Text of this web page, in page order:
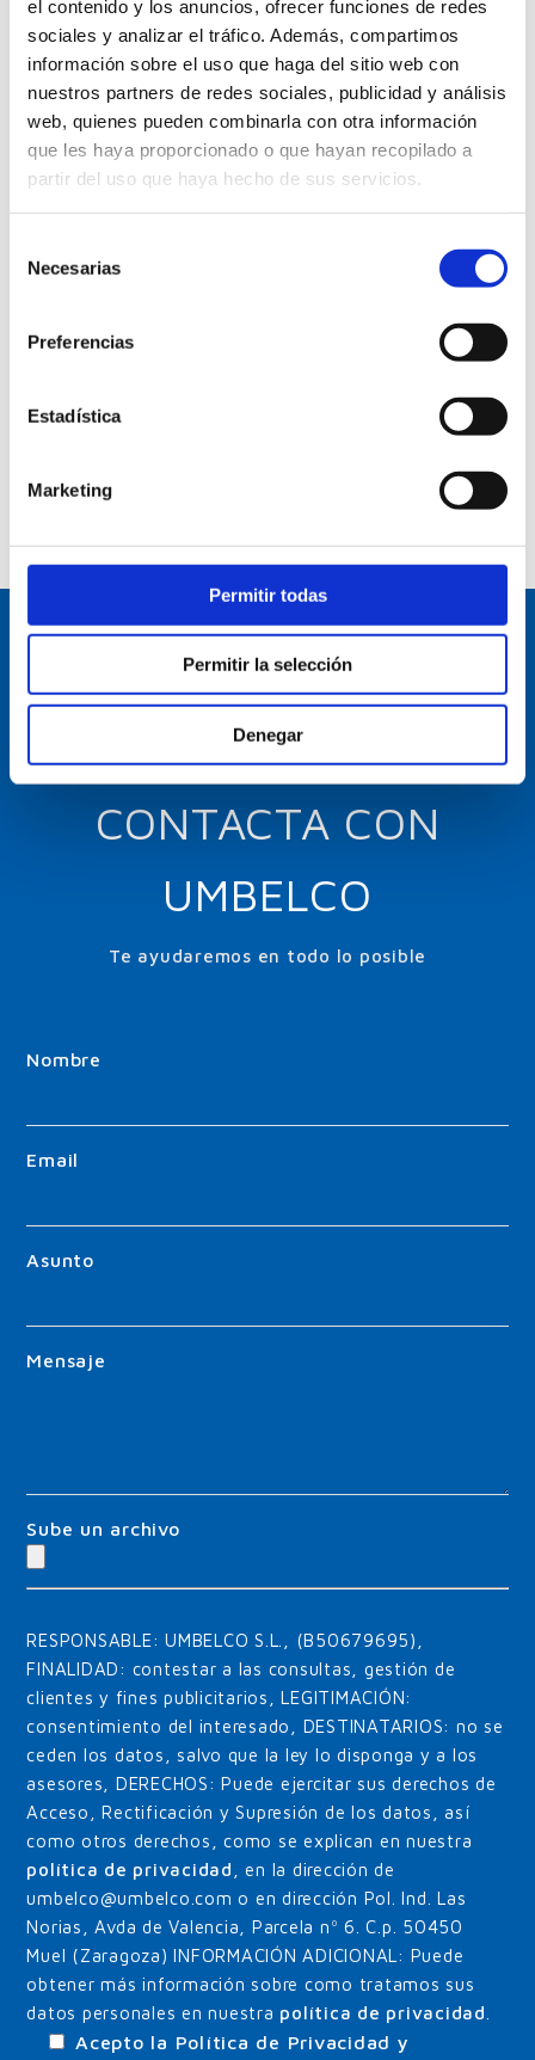
el contenido y los anuncios, ofrecer funciones de redes
sociales y analizar el tráfico. Además, compartimos
información sobre el uso que haga del sitio web con
nuestros partners de redes sociales, publicidad y análisis
web, quienes pueden combinarla con otra información
que les haya proporcionado o que hayan recopilado a
partir del uso que haya hecho de sus servicios.
Necesarias
Preferencias
Estadística
Marketing
Permitir todas
Permitir la selección
Denegar
Han confiado en Umbelco
CONTACTA CON
UMBELCO
Te ayudaremos en todo lo posible
Nombre
Email
Asunto
Mensaje
Sube un archivo
RESPONSABLE: UMBELCO S.L., (B50679695),
FINALIDAD: contestar a las consultas, gestión de
clientes y fines publicitarios, LEGITIMACIÓN:
consentimiento del interesado, DESTINATARIOS: no se
ceden los datos, salvo que la ley lo disponga y a los
asesores, DERECHOS: Puede ejercitar sus derechos de
Acceso, Rectificación y Supresión de los datos, así
como otros derechos, como se explican en nuestra
política de privacidad
, en la dirección de
umbelco@umbelco.com o en dirección Pol. Ind. Las
Norias, Avda de Valencia, Parcela nº 6. C.p. 50450
Muel (Zaragoza) INFORMACIÓN ADICIONAL: Puede
obtener más información sobre como tratamos sus
datos personales en nuestra política de privacidad
Acepto la Política de Privacidad y